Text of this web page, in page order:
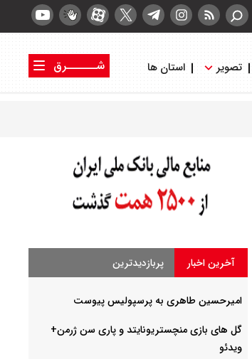
تصویر استان ها
شــــــرق
آخرین اخبار پربازدیدترین
امیرحسین طاهری به پرسپولیس پیوست
گل های بازی منچستریونایتد و پاری سن ژرمن+
ویدئو